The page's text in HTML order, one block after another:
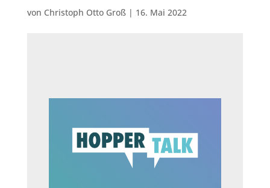
von Christoph Otto Groß| 16. Mai 2022